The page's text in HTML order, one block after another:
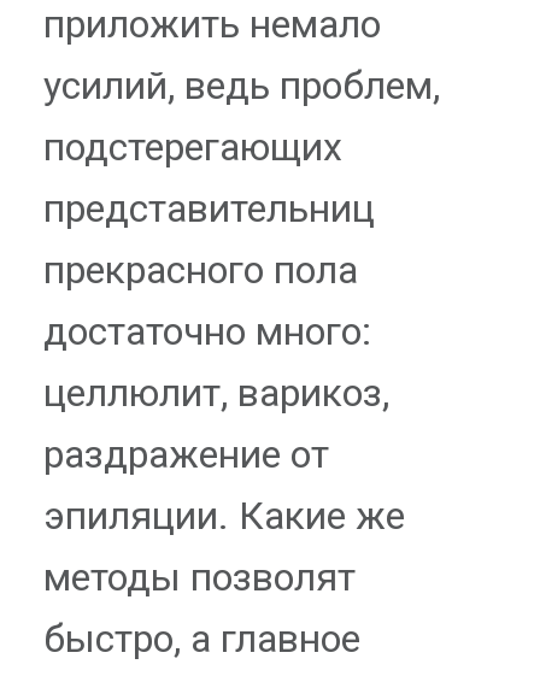
приложить немало
усилий, ведь проблем,
подстерегающих
представительниц
прекрасного пола
достаточно много:
целлюлит, варикоз,
раздражение от
эпиляции. Какие же
методы позволят
быстро, а главное